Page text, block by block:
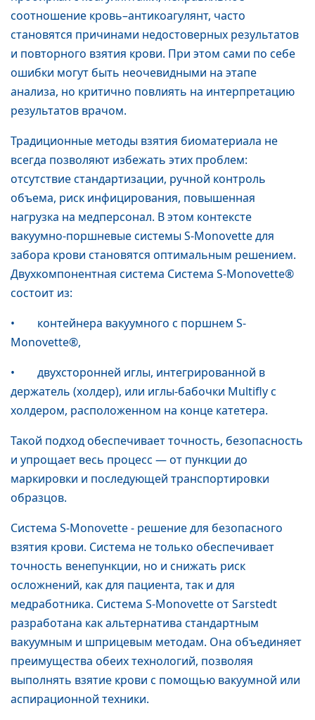
соотношение кровь–антикоагулянт, часто
становятся причинами недостоверных результатов
и повторного взятия крови. При этом сами по себе
ошибки могут быть неочевидными на этапе
анализа, но критично повлиять на интерпретацию
результатов врачом.
Традиционные методы взятия биоматериала не
всегда позволяют избежать этих проблем:
отсутствие стандартизации, ручной контроль
объема, риск инфицирования, повышенная
нагрузка на медперсонал. В этом контексте
вакуумно-поршневые системы S-Monovette для
забора крови становятся оптимальным решением.
Двухкомпонентная система Система S-Monovette®
состоит из:
• контейнера вакуумного с поршнем S-
Monovette®,
• двухсторонней иглы, интегрированной в
держатель (холдер), или иглы-бабочки Multifly с
холдером, расположенном на конце катетера.
Такой подход обеспечивает точность, безопасность
и упрощает весь процесс — от пункции до
маркировки и последующей транспортировки
образцов.
Система S-Monovette - решение для безопасного
взятия крови. Система не только обеспечивает
точность венепункции, но и снижать риск
осложнений, как для пациента, так и для
медработника. Система S-Monovette от Sarstedt
разработана как альтернатива стандартным
вакуумным и шприцевым методам. Она объединяет
преимущества обеих технологий, позволяя
выполнять взятие крови с помощью вакуумной или
аспирационной техники.